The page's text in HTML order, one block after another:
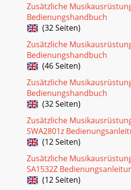
Zusätzliche
Bedienungshandbuch
(32 Seiten)
Zusätzliche
Bedienungshandbuch
(46 Seiten)
Zusätzliche
Bedienungshandbuch
(32 Seiten)
Zusätzliche
SWA2801z
(12 Seiten)
Zusätzliche
SA1532Z
(12 Seiten)